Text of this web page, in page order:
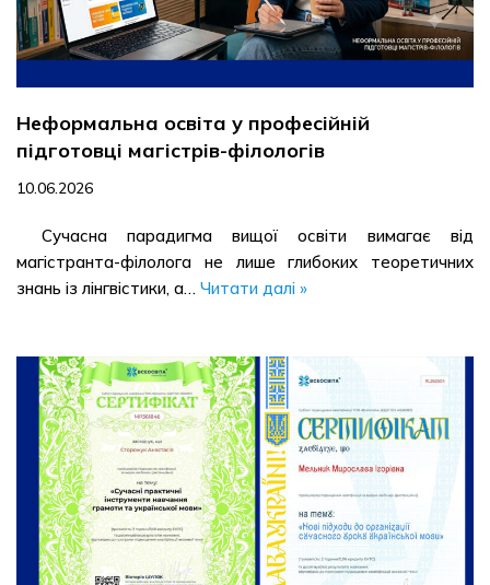
Неформальна освіта у професійній
підготовці магістрів-філологів
10.06.2026
Сучасна парадигма вищої освіти вимагає від
магістранта-філолога не лише глибоких теоретичних
знань із лінгвістики, а… Читати далі »